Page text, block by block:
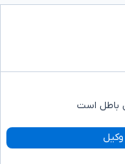
باطل است
وکیل